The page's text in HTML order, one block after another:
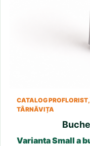
CATALOG
TÂRNĂVIȚA
Varianta Small a